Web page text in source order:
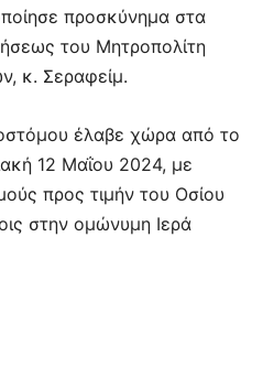
προσκύνημα στα
του Μητροπολίτη
κ. Σεραφείμ.
έλαβε χώρα από το
12 Μαΐου 2024, με
προς τιμήν του Οσίου
στην ομώνυμη Ιερά